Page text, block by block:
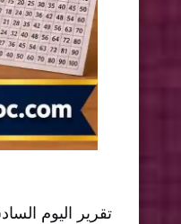
تقرير اليوم